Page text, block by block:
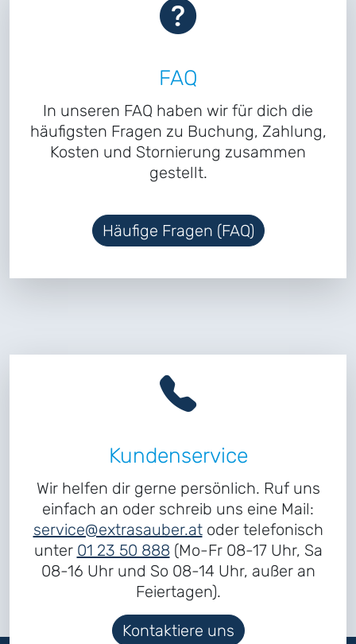
FAQ
In unseren FAQ haben wir für dich die
häufigsten Fragen zu Buchung, Zahlung,
Kosten und Stornierung zusammen
gestellt.
Häufige Fragen (FAQ)
Kundenservice
Wir helfen dir gerne persönlich. Ruf uns
einfach an oder schreib uns eine Mail:
service@extrasauber.atoder telefonisch
unter 01 23 50 888 (Mo-Fr 08-17 Uhr, Sa
08-16 Uhr und So 08-14 Uhr, außer an
Feiertagen).
Kontaktiere uns